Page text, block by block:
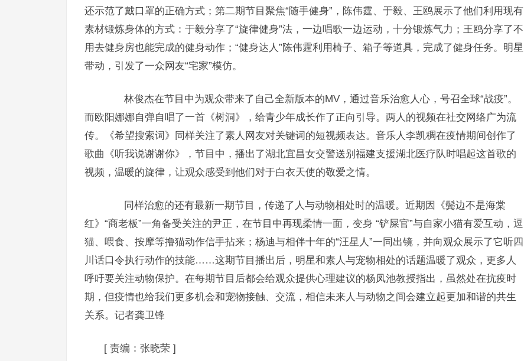
还示范了戴口罩的正确方式；第二期节目聚焦“随手健身”，陈伟霆、于毅、王鸥展示了他们利用现有
素材锻炼身体的方式：于毅分享了“旋律健身”法，一边唱歌一边运动，十分锻炼气力；王鸥分享了不
用去健身房也能完成的健身动作；“健身达人”陈伟霆利用椅子、箱子等道具，完成了健身任务。明星
带动，引发了一众网友“宅家”模仿。
林俊杰在节目中为观众带来了自己全新版本的MV，通过音乐治愈人心，号召全球“战疫”。
而欧阳娜娜自弹自唱了一首《树洞》，给青少年成长作了正向引导。两人的视频在社交网络广为流
传。《希望搜索词》同样关注了素人网友对关键词的短视频表达。音乐人李凯稠在疫情期间创作了
歌曲《听我说谢谢你》，节目中，播出了湖北宜昌女交警送别福建支援湖北医疗队时唱起这首歌的
视频，温暖的旋律，让观众感受到他们对于白衣天使的敬爱之情。
同样治愈的还有最新一期节目，传递了人与动物相处时的温暖。近期因《鬓边不是海棠
红》“商老板”一角备受关注的尹正，在节目中再现柔情一面，变身 “铲屎官”与自家小猫有爱互动，逗
猫、喂食、按摩等撸猫动作信手拈来；杨迪与相伴十年的“汪星人”一同出镜，并向观众展示了它听四
川话口令执行动作的技能……这期节目播出后，明星和素人与宠物相处的话题温暖了观众，更多人
呼吁要关注动物保护。在每期节目后都会给观众提供心理建议的杨凤池教授指出，虽然处在抗疫时
期，但疫情也给我们更多机会和宠物接触、交流，相信未来人与动物之间会建立起更加和谐的共生
关系。记者龚卫锋
[ 责编：张晓荣 ]